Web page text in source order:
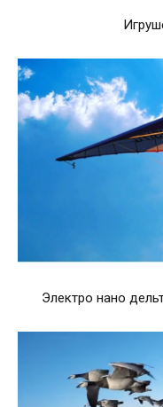
Электро нано